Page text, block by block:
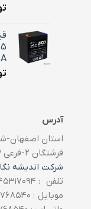
آدرس
استان
فرشتگان ۲-فرعی ۳ شرقی- پلاک ۴۳
شرکت اندیشه
تلفن : ۴۵۳۱۷۰۹۴-۰۳۱
موبایل : ۰۹۱۲۱۷۶۸۵۴۰